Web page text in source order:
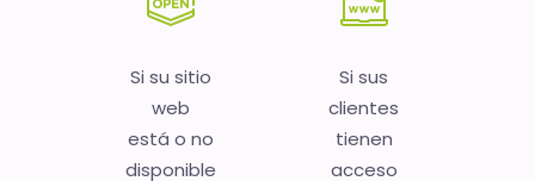
Si su sitio
web
está o no
disponible
Si sus
clientes
tienen
acceso